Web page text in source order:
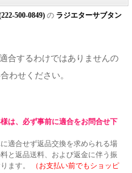
500-0849) の ラジエターサブタン
合するわけではありませんの
わせください。
は、必ず事前に適合をお問合せ下
適合せず返品交換を求められる場
と返品送料、および返金に伴う振
ます。
（お支払い前でもショッピ